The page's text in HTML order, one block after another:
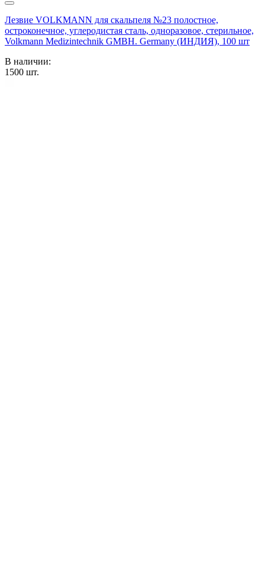
Лезвие VOLKMANN для скальпеля №23 полостное,
остроконечное, углеродистая сталь, одноразовое, стерильное,
Volkmann Medizintechnik GMBH. Germany (ИНДИЯ), 100 шт
В наличии:
1500 шт.